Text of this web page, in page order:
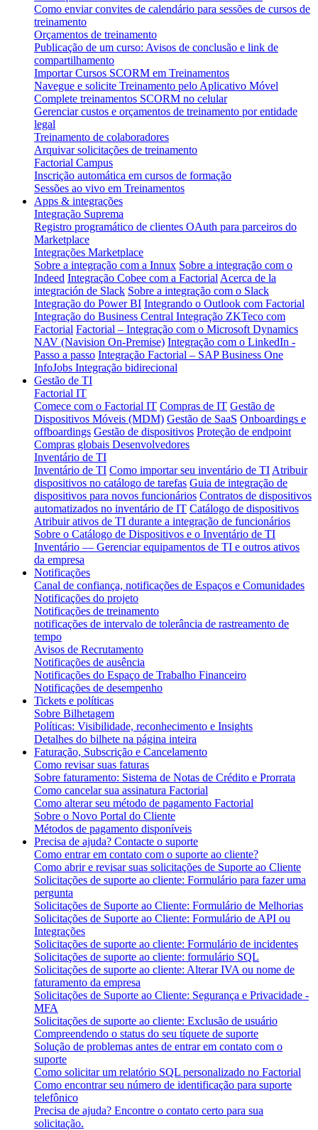
Como enviar convites de calendário para sessões de cursos de
treinamento
Orçamentos de treinamento
Publicação de um curso: Avisos de conclusão e link de
compartilhamento
Importar Cursos SCORM em Treinamentos
Navegue e solicite Treinamento pelo Aplicativo Móvel
Complete treinamentos SCORM no celular
Gerenciar custos e orçamentos de treinamento por entidade
legal
Treinamento de colaboradores
Arquivar solicitações de treinamento
Factorial Campus
Inscrição automática em cursos de formação
Sessões ao vivo em Treinamentos
Apps & integrações
Integração Suprema
Registro programático de clientes OAuth para parceiros do
Marketplace
Integrações Marketplace
Sobre a integração com a Innux Sobre a integração com o
Indeed Integração Cobee com a Factorial Acerca de la
integración de Slack Sobre a integração com o Slack
Integração do Power BI Integrando o Outlook com Factorial
Integração do Business Central Integração ZKTeco com
Factorial Factorial – Integração com o Microsoft Dynamics
NAV (Navision On-Premise) Integração com o LinkedIn -
Passo a passo Integração Factorial – SAP Business One
InfoJobs Integração bidirecional
Gestão de TI
Factorial IT
Comece com o Factorial IT Compras de IT Gestão de
Dispositivos Móveis (MDM) Gestão de SaaS Onboardings e
offboardings Gestão de dispositivos Proteção de endpoint
Compras globais Desenvolvedores
Inventário de TI
Inventário de TI Como importar seu inventário de TI Atribuir
dispositivos no catálogo de tarefas Guia de integração de
dispositivos para novos funcionários Contratos de dispositivos
automatizados no inventário de IT Catálogo de dispositivos
Atribuir ativos de TI durante a integração de funcionários
Sobre o Catálogo de Dispositivos e o Inventário de TI
Inventário — Gerenciar equipamentos de TI e outros ativos
da empresa
Notificações
Canal de confiança, notificações de Espaços e Comunidades
Notificações do projeto
Notificações de treinamento
notificações de intervalo de tolerância de rastreamento de
tempo
Avisos de Recrutamento
Notificações de ausência
Notificações do Espaço de Trabalho Financeiro
Notificações de desempenho
Tickets e políticas
Sobre Bilhetagem
Políticas: Visibilidade, reconhecimento e Insights
Detalhes do bilhete na página inteira
Faturação, Subscrição e Cancelamento
Como revisar suas faturas
Sobre faturamento: Sistema de Notas de Crédito e Prorrata
Como cancelar sua assinatura Factorial
Como alterar seu método de pagamento Factorial
Sobre o Novo Portal do Cliente
Métodos de pagamento disponíveis
Precisa de ajuda? Contacte o suporte
Como entrar em contato com o suporte ao cliente?
Como abrir e revisar suas solicitações de Suporte ao Cliente
Solicitações de suporte ao cliente: Formulário para fazer uma
pergunta
Solicitações de Suporte ao Cliente: Formulário de Melhorias
Solicitações de Suporte ao Cliente: Formulário de API ou
Integrações
Solicitações de suporte ao cliente: Formulário de incidentes
Solicitações de suporte ao cliente: formulário SQL
Solicitações de suporte ao cliente: Alterar IVA ou nome de
faturamento da empresa
Solicitações de Suporte ao Cliente: Segurança e Privacidade -
MFA
Solicitações de suporte ao cliente: Exclusão de usuário
Compreendendo o status do seu tíquete de suporte
Solução de problemas antes de entrar em contato com o
suporte
Como solicitar um relatório SQL personalizado no Factorial
Como encontrar seu número de identificação para suporte
telefônico
Precisa de ajuda? Encontre o contato certo para sua
solicitação.